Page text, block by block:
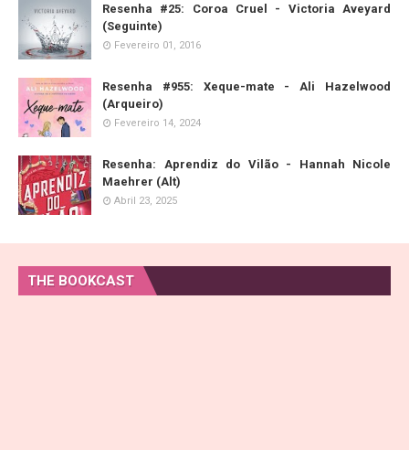
Resenha #25: Coroa Cruel - Victoria Aveyard
(Seguinte)
Fevereiro 01, 2016
Resenha #955: Xeque-mate - Ali Hazelwood
(Arqueiro)
Fevereiro 14, 2024
Resenha: Aprendiz do Vilão - Hannah Nicole
Maehrer (Alt)
Abril 23, 2025
THE BOOKCAST